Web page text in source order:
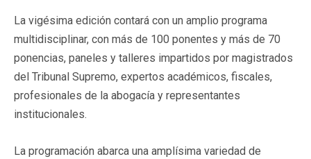
La vigésima edición contará con un amplio programa
multidisciplinar, con más de 100 ponentes y más de 70
ponencias, paneles y talleres impartidos por magistrados
del Tribunal Supremo, expertos académicos, fiscales,
profesionales de la abogacía y representantes
institucionales.
La programación abarca una amplísima variedad de